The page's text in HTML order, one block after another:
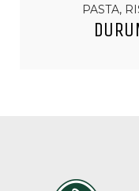
PASTA,